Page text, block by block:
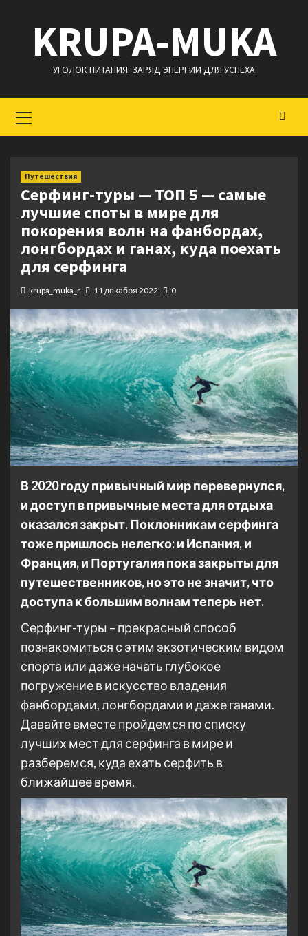
содержимому
KRUPA-MUKA
УГОЛОК ПИТАНИЯ: ЗАРЯД ЭНЕРГИИ ДЛЯ УСПЕХА
меню
Путешествия
Серфинг-туры — ТОП 5 — самые
лучшие споты в мире для
покорения волн на фанбордах,
лонгбордах и ганах, куда поехать
для серфинга
krupa_muka_r 11 декабря 2022 0
В 2020 году привычный мир перевернулся,
и доступ в привычные места для отдыха
оказался закрыт. Поклонникам серфинга
тоже пришлось нелегко: и Испания, и
Франция, и Португалия пока закрыты для
путешественников, но это не значит, что
доступа к большим волнам теперь нет.
Серфинг-туры – прекрасный способ
познакомиться с этим экзотическим видом
спорта или даже начать глубокое
погружение в искусство владения
фанбордами, лонгбордами и даже ганами.
Давайте вместе пройдемся по списку
лучших мест для серфинга в мире и
разберемся, куда ехать серфить в
ближайшее время.